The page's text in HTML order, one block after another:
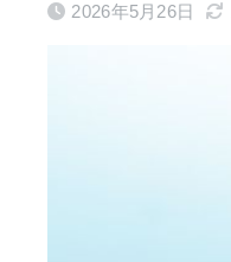
2026年5月26日